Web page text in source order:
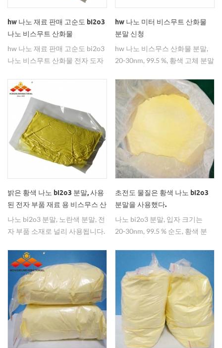
hw 나노 재료 판매 고순도 bi2o3
나노 비스무트 산화물
hw 나노 재료 판매 고순도 bi2o3
나노 비스무트 산화물 전자 도자
노 비스무트 산화물, 입자 크기
20-30nm, 99.5 % o766 : 나노 비
스무트 산화물, 입자 크기 30-
50nm, 99.5 % bi2o3 나노 비스무
트 산화물 중요한 기능 재료입니
다. 산화 비스무스의 사용은 유기
합성, 세라믹 착색제, 플라스틱 난
연제, 의약품 수렴제, 유리 첨가
제, 고 굴절 유리 및 원자력 공학
유리 제조 및 원자로 연료에 대한
우수한 촉매 일뿐만 아니라 중요
한 도핑의 일종이다 전자 산업의
분말 재료. bi2o3 나노 비스무트
(예 : 화학 시약, 비스무스 염 제조
등), 유리 산업 (주로 착색에 사
용), 전자 산업 (전자 도자기 등)
및 기타 산업 (예 : 화재 용지 제조,
원자로 연료 중 전자 산업은 가장
널리 사용되는 산화 비스무트 산
업으로 주로 배리스터, 서미스터,
산화 아연 체 및 CRT 및 기타 분
hw 나노 미터 비스무트 산화물
분말 신청
hw 나노 비스무스 산화물 분말,
20-30nm, 99.5 %, 황색 고체 분말
더는 중요한 기능성 소재로서 우
수한 유기 합성 촉매, 세라믹 착색
제, 난연성 플라스틱, 제약 수렴
제, 유리 첨가제, 고 굴절률 유리
및 유리 제조 핵 엔지니어링 및 원
자로 연료로 널리 사용되고 있으
며 또한 중요한 전자 산업의 도펀
트. Bi2O3 나노 입자는 무기질 안
료, 광학 재료, 전자 재료 초전도
재료, ​​특수 기능성 세라믹 재료,
음극선 관 벽면 페인트 등에 사용
할 수 있습니다. 또한 bi-based 복
합 산화물은 오염 물질을 제거하
는 좋은 광촉매이다. 환경을 보호
하고, 생태 균형을 유지하며, 지속
가능한 개발을 달성하기 위해 많
은 기여를합니다. Bi 계 복합 산화
물은 이온 전도체, 음향 및 경질
재료, 전도체, 가스 센서 및 광촉
매로 사용할 수 있습니다. 작성자
: lyla
밝은 황색 나노 bi2o3 분말, 사용
된 전자 부품 재료 용 비스무스 산
화물 나노 분말
나노 bi2o3 분말, 노란색 분말, 전
자 부품 소재로 널리 사용됩니다.
초전도 물질은 황색 나노 bi2o3
분말을 사용했다.
나노 bi2o3 분말, 입자 크기는
20-30nm, 99.5 % 순도, 황색 분